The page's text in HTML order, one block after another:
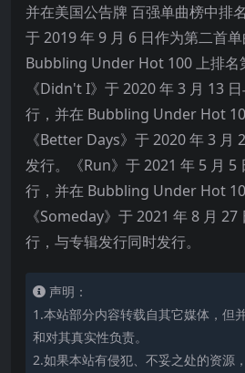
并在美国公告牌 百强单曲榜中排
于 2019 年 9 月 6 日作为第二首
Bubbling Under Hot 100 上排名
《Didn't I》于 2020 年 3 月 13
行，并在 Bubbling Under Hot
《Better Days》于 2020 年 3 月
发行。《Run》于 2021 年 5 月 5
行，并在 Bubbling Under Hot
《Someday》于 2021 年 8 月
行，与专辑发行同时发行。
声明：
1.本站部分内容转载自其它媒体，但
和对其真实性负责。
2.如果本站有侵犯、不妥之处的资源